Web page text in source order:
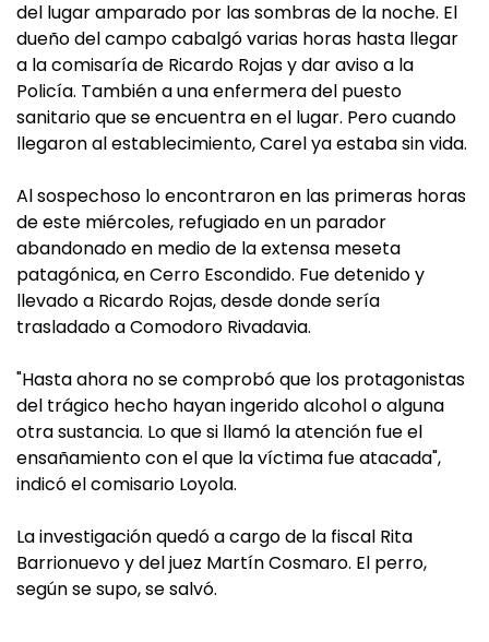
del lugar amparado por las sombras de la noche. El
dueño del campo cabalgó varias horas hasta llegar
a la comisaría de Ricardo Rojas y dar aviso a la
Policía. También a una enfermera del puesto
sanitario que se encuentra en el lugar. Pero cuando
llegaron al establecimiento, Carel ya estaba sin vida.
Al sospechoso lo encontraron en las primeras horas
de este miércoles, refugiado en un parador
abandonado en medio de la extensa meseta
patagónica, en Cerro Escondido. Fue detenido y
llevado a Ricardo Rojas, desde donde sería
trasladado a Comodoro Rivadavia.
"Hasta ahora no se comprobó que los protagonistas
del trágico hecho hayan ingerido alcohol o alguna
otra sustancia. Lo que si llamó la atención fue el
ensañamiento con el que la víctima fue atacada",
indicó el comisario Loyola.
La investigación quedó a cargo de la fiscal Rita
Barrionuevo y del juez Martín Cosmaro. El perro,
según se supo, se salvó.